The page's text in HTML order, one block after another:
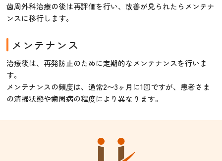
歯周外科治療の後は再評価を行い、改善が見られたらメンテナ
ンスに移行します。
メンテナンス
治療後は、再発防止のために定期的なメンテナンスを行いま
す。
メンテナンスの頻度は、通常2〜3ヶ月に1回ですが、患者さま
の清掃状態や歯周病の程度により異なります。